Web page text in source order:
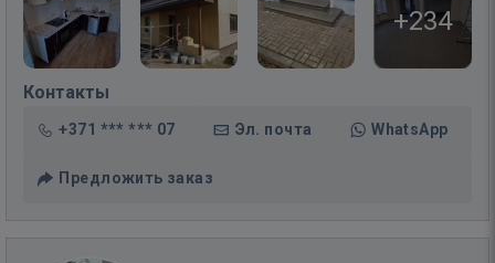
+234
Контакты
+371 *** *** 07 Эл. почта WhatsApp
Предложить заказ